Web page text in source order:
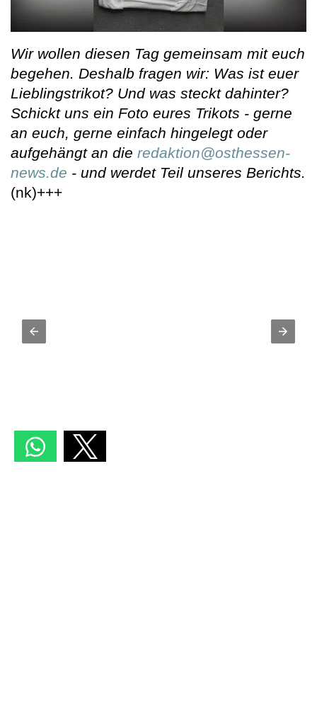
Wir wollen diesen Tag gemeinsam mit euch
begehen. Deshalb fragen wir: Was ist euer
Lieblingstrikot? Und was steckt dahinter?
Schickt uns ein Foto eures Trikots - gerne
an euch, gerne einfach hingelegt oder
aufgehängt an die redaktion@osthessen-
news.de - und werdet Teil unseres Berichts.
(nk)+++